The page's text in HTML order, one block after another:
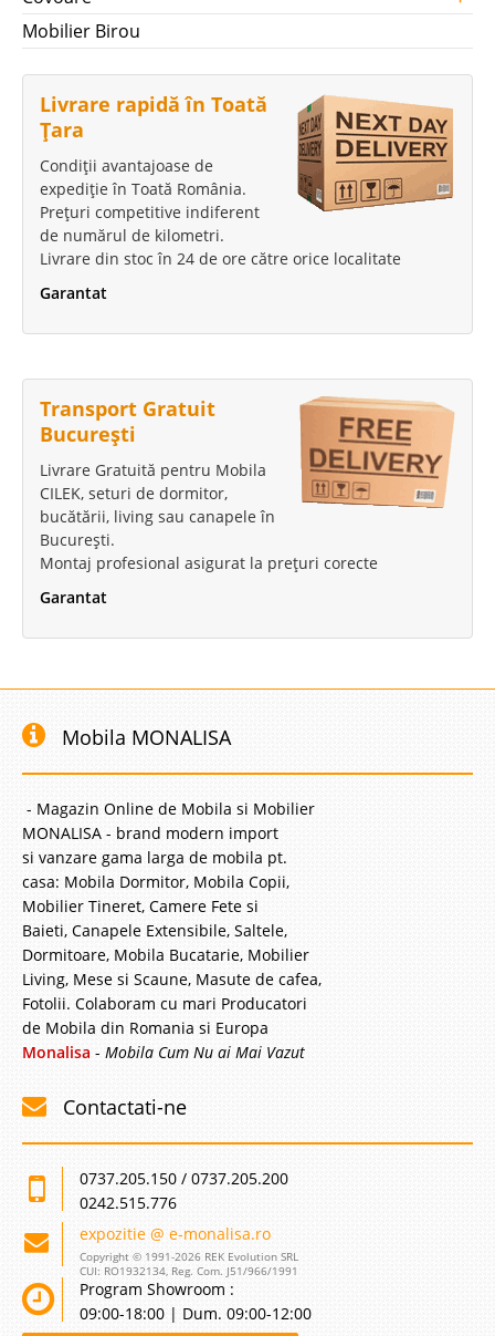
Mobilier Birou
Livrare rapidă în Toată
Țara
Condiții avantajoase de
expediție în Toată România.
Prețuri competitive indiferent
de numărul de kilometri.
Livrare din stoc în 24 de ore către orice localitate
Garantat
Transport Gratuit
București
Livrare Gratuită pentru Mobila
CILEK, seturi de dormitor,
bucătării, living sau canapele în
București.
Montaj profesional asigurat la prețuri corecte
Garantat
Mobila MONALISA
- Magazin Online de Mobila si Mobilier
MONALISA - brand modern import
si vanzare gama larga de mobila pt.
casa: Mobila Dormitor, Mobila Copii,
Mobilier Tineret, Camere Fete si
Baieti, Canapele Extensibile, Saltele,
Dormitoare, Mobila Bucatarie, Mobilier
Living, Mese si Scaune, Masute de cafea,
Fotolii. Colaboram cu mari Producatori
de Mobila din Romania si Europa
Monalisa - Mobila Cum Nu ai Mai Vazut
Contactati-ne
0737.205.150 / 0737.205.200
0242.515.776
expozitie @ e-monalisa.ro
Copyright © 1991-2026 REK Evolution SRL
CUI: RO1932134, Reg. Com. J51/966/1991
Program Showroom :
09:00-18:00 | Dum. 09:00-12:00